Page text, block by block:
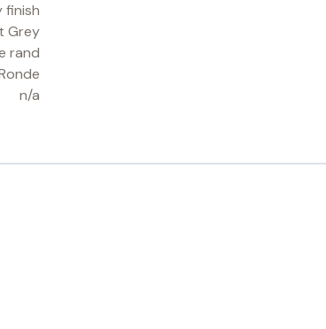
finish
Grey
rand
n/a